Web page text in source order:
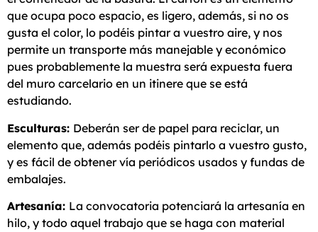
que ocupa poco espacio, es ligero, además, si no os
gusta el color, lo podéis pintar a vuestro aire, y nos
permite un transporte más manejable y económico
pues probablemente la muestra será expuesta fuera
del muro carcelario en un itinere que se está
estudiando.
Esculturas: Deberán ser de papel para reciclar, un
elemento que, además podéis pintarlo a vuestro gusto,
y es fácil de obtener vía periódicos usados y fundas de
embalajes.
Artesanía: La convocatoria potenciará la artesanía en
hilo, y todo aquel trabajo que se haga con material